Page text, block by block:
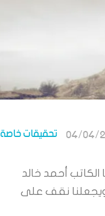
تحقيقات خاصة 04/04/
الكاتب أحمد خالد
نقف على